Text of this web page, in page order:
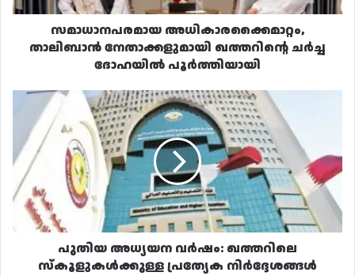
സമാധാനപരമായ അധികാരക്കൈമാറ്റം,
താലിബാൻ നേതാക്കളുമായി ഖത്തറിന്റെ ചർച്ച
ദോഹയിൽ പൂർത്തിയായി
പുതിയ
അധ്യയന
വർഷം:
ഖത്തറിലെ
സ്കൂളുകൾക്കുള്ള
പ്രത്യേക
നിർദ്ദേശങ്ങൾ
പുതിയ അധ്യയന വർഷം: ഖത്തറിലെ
സ്കൂളുകൾക്കുള്ള പ്രത്യേക നിർദ്ദേശങ്ങൾ